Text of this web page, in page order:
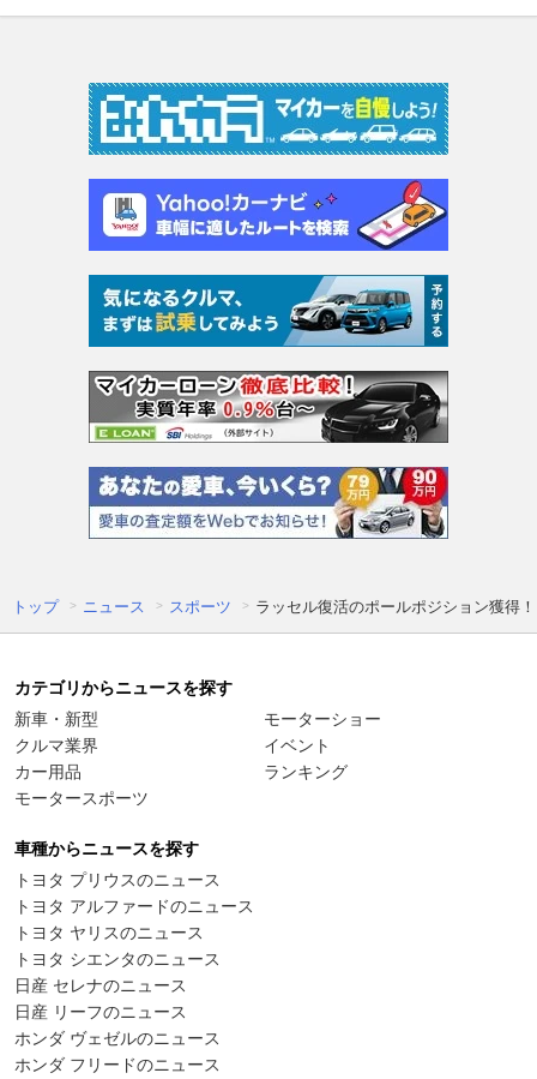
トップ ニュース スポーツ ラッセル復活のポールポジション獲得
カテゴリからニュースを探す
新車・新型
クルマ業界
カー用品
モータースポーツ
モーターショー
イベント
ランキング
車種からニュースを探す
トヨタ プリウスのニュース
トヨタ アルファードのニュース
トヨタ ヤリスのニュース
トヨタ シエンタのニュース
日産 セレナのニュース
日産 リーフのニュース
ホンダ ヴェゼルのニュース
ホンダ フリードのニュース